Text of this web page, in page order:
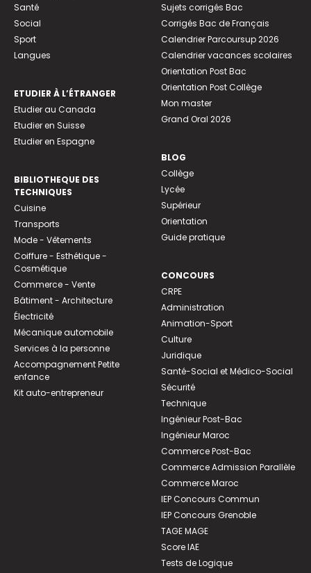
Santé
Social
Sport
Langues
ETUDIER À L’ÉTRANGER
Etudier au Canada
Etudier en Suisse
Etudier en Espagne
BIBLIOTHEQUE DES
TECHNIQUES
Cuisine
Transports
Mode - Vêtements
Coiffure - Esthétique -
Cosmétique
Commerce - Vente
Bâtiment - Architecture
Électricité
Mécanique automobile
Services à la personne
Accompagnement Petite
enfance
Kit auto-entrepreneur
Sujets corrigés Bac
Corrigés Bac de Français
Calendrier Parcoursup 2026
Calendrier vacances scolaires
Orientation Post Bac
Orientation Post Collège
Mon master
Grand Oral 2026
BLOG
Collège
Lycée
Supérieur
Orientation
Guide pratique
CONCOURS
CRPE
Administration
Animation-Sport
Culture
Juridique
Santé-Social et Médico-Social
Sécurité
Technique
Ingénieur Post-Bac
Ingénieur Maroc
Commerce Post-Bac
Commerce Admission Parallèle
Commerce Maroc
IEP Concours Commun
IEP Concours Grenoble
TAGE MAGE
Score IAE
Tests de Logique